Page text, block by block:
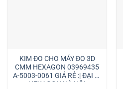
KIM ĐO CHO MÁY ĐO 3D
CMM HEXAGON 03969435
A-5003-0061 GIÁ RẺ :| ĐẠI LÝ
HEXAGON HÀ NỘI